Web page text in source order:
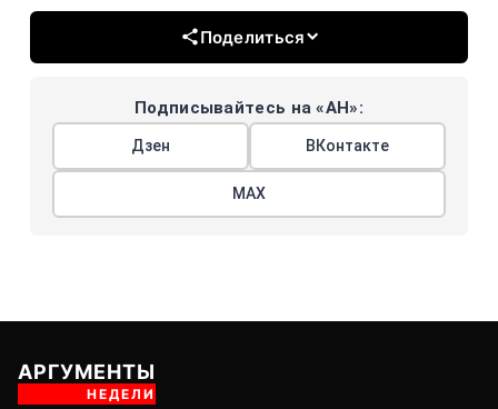
Поделиться
Подписывайтесь на «АН»:
Дзен ВКонтакте
МАХ
АРГУМЕНТЫ
НЕДЕЛИ